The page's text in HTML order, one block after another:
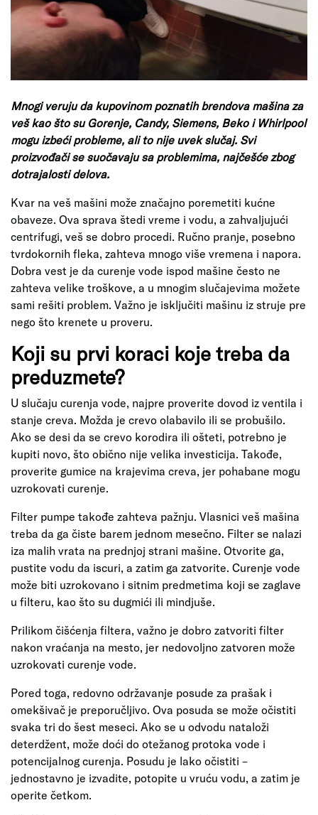
Mnogi veruju da kupovinom poznatih brendova mašina za
veš kao što su Gorenje, Candy, Siemens, Beko i Whirlpool
mogu izbeći probleme, ali to nije uvek slučaj. Svi
proizvođači se suočavaju sa problemima, najčešće zbog
dotrajalosti delova.
Kvar na veš mašini može značajno poremetiti kućne
obaveze. Ova sprava štedi vreme i vodu, a zahvaljujući
centrifugi, veš se dobro procedi. Ručno pranje, posebno
tvrdokornih fleka, zahteva mnogo više vremena i napora.
Dobra vest je da curenje vode ispod mašine često ne
zahteva velike troškove, a u mnogim slučajevima možete
sami rešiti problem. Važno je isključiti mašinu iz struje pre
nego što krenete u proveru.
Koji su prvi koraci koje treba da
preduzmete?
U slučaju curenja vode, najpre proverite dovod iz ventila i
stanje creva. Možda je crevo olabavilo ili se probušilo.
Ako se desi da se crevo korodira ili ošteti, potrebno je
kupiti novo, što obično nije velika investicija. Takođe,
proverite gumice na krajevima creva, jer pohabane mogu
uzrokovati curenje.
Filter pumpe takođe zahteva pažnju. Vlasnici veš mašina
treba da ga čiste barem jednom mesečno. Filter se nalazi
iza malih vrata na prednjoj strani mašine. Otvorite ga,
pustite vodu da iscuri, a zatim ga zatvorite. Curenje vode
može biti uzrokovano i sitnim predmetima koji se zaglave
u filteru, kao što su dugmići ili mindjuše.
Prilikom čišćenja filtera, važno je dobro zatvoriti filter
nakon vraćanja na mesto, jer nedovoljno zatvoren može
uzrokovati curenje vode.
Pored toga, redovno održavanje posude za prašak i
omekšivač je preporučljivo. Ova posuda se može očistiti
svaka tri do šest meseci. Ako se u odvodu nataloži
deterdžent, može doći do otežanog protoka vode i
potencijalnog curenja. Posudu je lako očistiti –
jednostavno je izvadite, potopite u vruću vodu, a zatim je
operite četkom.